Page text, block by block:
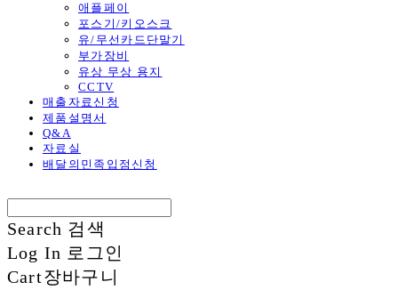
애플페이
포스기/키오스크
유/무선카드단말기
부가장비
유상 무상 용지
CCTV
매출자료신청
제품설명서
Q&A
자료실
배달의민족입점신청
Search 검색
Log In 로그인
Cart장바구니